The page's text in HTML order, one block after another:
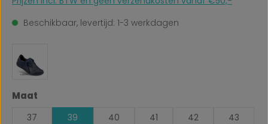
Beschikbaar, levertijd: 1-3 werkdagen
Selecteer
Maat
37 39 40 41 42 43